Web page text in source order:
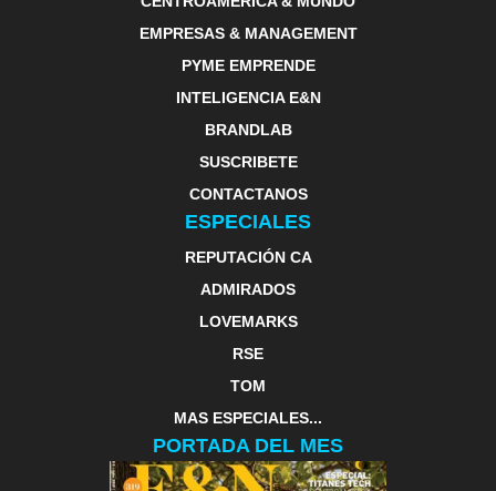
EMPRESAS & MANAGEMENT
PYME EMPRENDE
INTELIGENCIA E&N
BRANDLAB
SUSCRIBETE
CONTACTANOS
ESPECIALES
REPUTACIÓN CA
ADMIRADOS
LOVEMARKS
RSE
TOM
MAS ESPECIALES...
PORTADA DEL MES